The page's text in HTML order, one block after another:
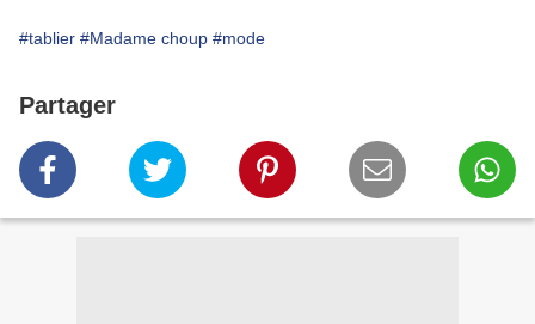
#tablier #Madame choup #mode
Partager